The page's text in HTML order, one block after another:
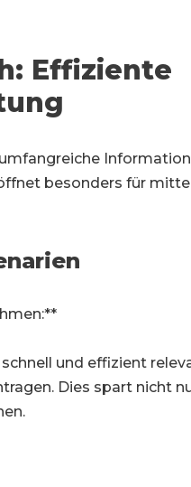
Effiziente
besonders für
und effizient
Dies spart nicht